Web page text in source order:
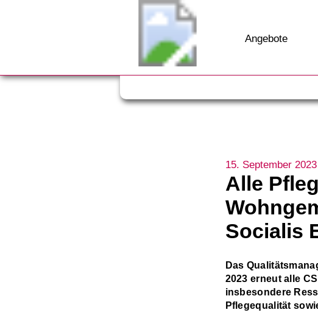
Angebote
15. September 2023
Alle
Socialis
Das
2023 erneut alle
insbesondere
Pflegequalität